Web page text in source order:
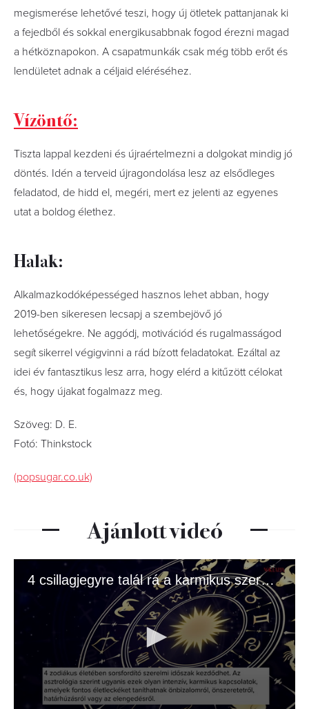
megismerése lehetővé teszi, hogy új ötletek pattanjanak ki
a fejedből és sokkal energikusabbnak fogod érezni magad
a hétköznapokon. A csapatmunkák csak még több erőt és
lendületet adnak a céljaid eléréséhez.
Vízöntő:
Tiszta lappal kezdeni és újraértelmezni a dolgokat mindig jó
döntés. Idén a terveid újragondolása lesz az elsődleges
feladatod, de hidd el, megéri, mert ez jelenti az egyenes
utat a boldog élethez.
Halak:
Alkalmazkodóképességed hasznos lehet abban, hogy
2019-ben sikeresen lecsapj a szembejövő jó
lehetőségekre. Ne aggódj, motivációd és rugalmasságod
segít sikerrel végigvinni a rád bízott feladatokat. Ezáltal az
idei év fantasztikus lesz arra, hogy elérd a kitűzött célokat
és, hogy újakat fogalmazz meg.
Szöveg: D. E.
Fotó: Thinkstock
(popsugar.co.uk)
Ajánlott videó
4 csillagjegyre talál rá a karmikus szerelem júliusban